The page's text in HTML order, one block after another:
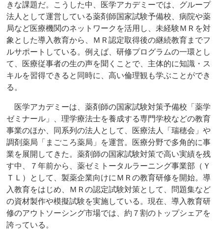
きな課題だ。こうした中、医学アカデミーでは、グループ
法人として運営している薬剤師国家試験予備校、病院や薬
局など医療機関のネットワークを活用し、未経験ＭＲを対
象とした導入教育から、ＭＲ認定取得後の継続教育までフ
ルサポートしている。例えば、研修プログラムの一環とし
て、医療従事者の生の声を聞くことで、主体的に知識・ス
キルを習得できると同時に、高い倫理観も学ぶことができ
る。
医学アカデミーは、薬剤師の国家試験対策予備校「薬学
ゼミナール」、理学療法士を養成する専門学校などの教育
事業のほか、同系列の法人として、医療法人「瑞穂会」や
調剤薬局「まごころ薬局」を運営。医療分野で多角的に事
業を展開してきた。薬剤師の国家試験対策で高い実績を残
す中、７年前から、薬ゼミトータルラーニング事業部（Ｙ
ＴＬ）として、製薬企業向けにＭＲの教育研修を開始。導
入教育をはじめ、ＭＲの認定試験対策として、問題集など
の資材製作や模擬試験を実施している。現在、導入教育研
修のアウトソーシング市場では、約７割のトップシェアを
誇っている。